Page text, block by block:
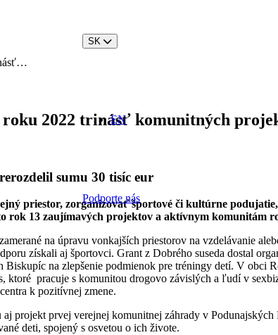
SK
EN
Podporte nás
roku 2022 trinásť komunitných
sumu 30 tisíc eur
priestor, zorganizovať športové či kultúrne
rok 13 zaujímavých projektov a aktívnym komunitám
na úpravu vonkajších priestorov na vzdelávanie
získali aj športovci. Grant z Dobrého suseda dostal
na zlepšenie podmienok pre tréningy detí. V obci
ktoré pracuje s komunitou drogovo závislých a ľudí v
k pozitívnej zmene.
projekt prvej verejnej komunitnej záhrady v
deti, spojený s osvetou o ich živote.